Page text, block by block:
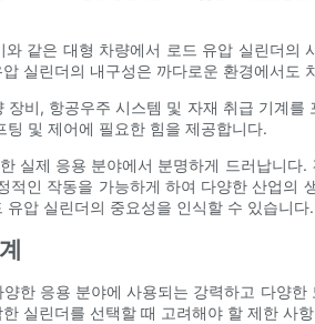
같은 대형 차량에서 로드 유압 실린더
실린더의 내구성은 까다로운 환경에서
비, 항공우주 시스템 및 자재 취급 기계
및 제어에 필요한 힘을 제공합니다.
실제 응용 분야에서 분명하게 드러납니
적인 작동을 가능하게 하여 다양한 산업
압 실린더의 중요성을 인식할 수 있습니다.
한 응용 분야에 사용되는 강력하고 다양
실린더를 선택할 때 고려해야 할 제한 사